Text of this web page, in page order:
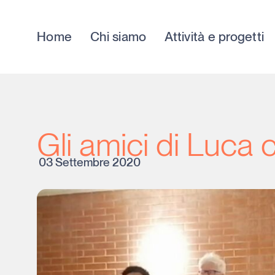
Home Chi siamo Attività e progetti
Gli amici di Luca
03 Settembre 2020